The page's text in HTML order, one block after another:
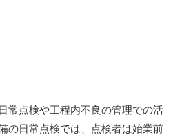
常点検や工程内不良の管理での活
の日常点検では、点検者は始業前